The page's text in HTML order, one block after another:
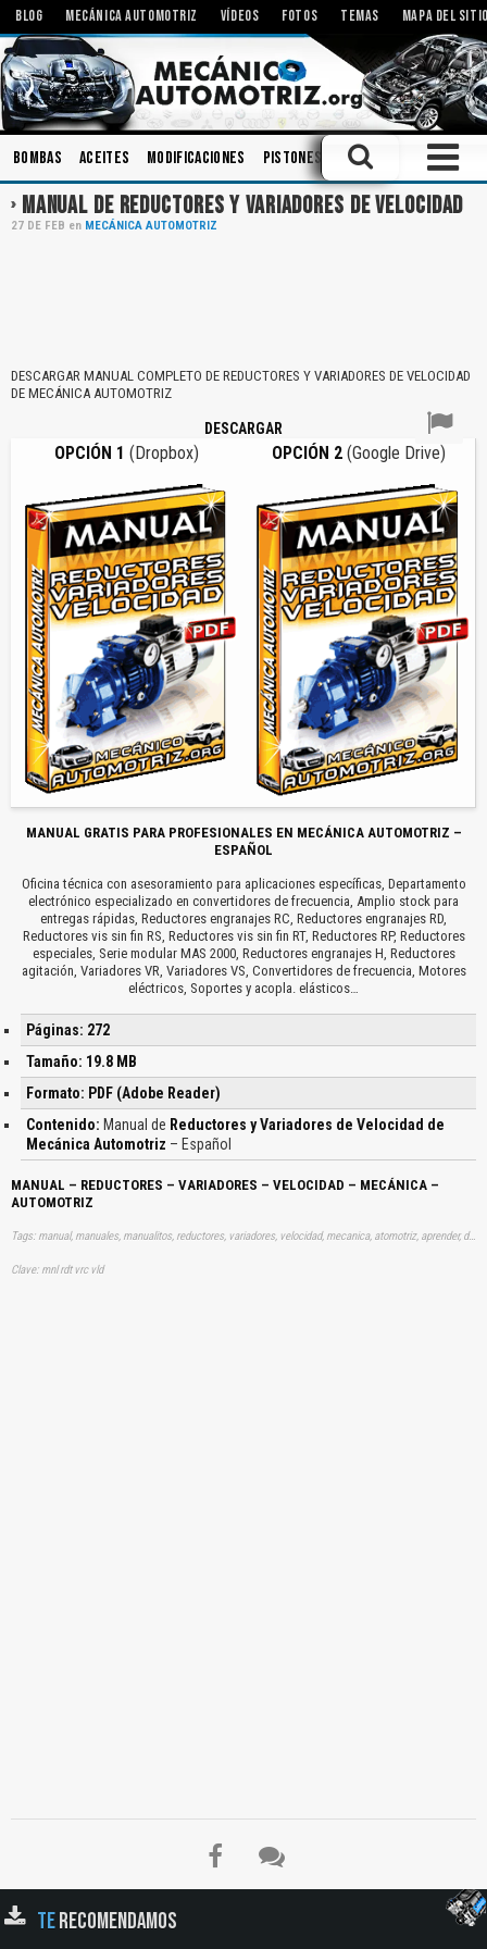
BLOG MECÁNICA AUTOMOTRIZ VÍDEOS FOTOS TEMAS MAPA DEL
Bombas Aceites Modificaciones Pistones Sistemas de Audio
MANUAL DE REDUCTORES Y VARIADORES DE VELOCIDAD
27 DE FEB en MECÁNICA AUTOMOTRIZ
DESCARGAR MANUAL COMPLETO DE REDUCTORES Y VARIADORES DE VELOCIDAD
DE MECÁNICA AUTOMOTRIZ
DESCARGAR
OPCIÓN 1 (Dropbox) OPCIÓN 2 (Google Drive)
MANUAL GRATIS PARA PROFESIONALES EN MECÁNICA AUTOMOTRIZ –
ESPAÑOL
Oficina técnica con asesoramiento para aplicaciones específicas, Departamento
electrónico especializado en convertidores de frecuencia, Amplio stock para
entregas rápidas, Reductores engranajes RC, Reductores engranajes RD,
Reductores vis sin fin RS, Reductores vis sin fin RT, Reductores RP, Reductores
especiales, Serie modular MAS 2000, Reductores engranajes H, Reductores
agitación, Variadores VR, Variadores VS, Convertidores de frecuencia, Motores
eléctricos, Soportes y acopla. elásticos…
Páginas: 272
Tamaño: 19.8 MB
Formato: PDF (Adobe Reader)
Contenido: Manual de Reductores y Variadores de Velocidad de
Mecánica Automotriz – Español
MANUAL – REDUCTORES – VARIADORES – VELOCIDAD – MECÁNICA –
AUTOMOTRIZ
Tags: manual, manuales, manualitos, reductores, variadores, velocidad, mecanica, atomotriz, aprender, descargas
Clave: mnl rdt vrc vld
TERECOMENDAMOS